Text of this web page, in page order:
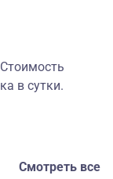
в сутки.
Смотреть все